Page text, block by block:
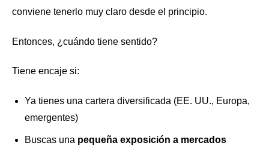
conviene tenerlo muy claro desde el principio.
Entonces, ¿cuándo tiene sentido?
Tiene encaje si:
Ya tienes una cartera diversificada (EE. UU., Europa,
emergentes)
Buscas una pequeña exposición a mercados